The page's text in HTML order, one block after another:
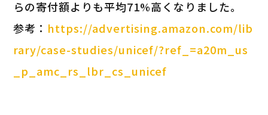
らの寄付額よりも平均71%高くなりました。
参考： https://advertising.amazon.com/lib
rary/case-studies/unicef/?ref_=a20m_us
_p_amc_rs_lbr_cs_unicef